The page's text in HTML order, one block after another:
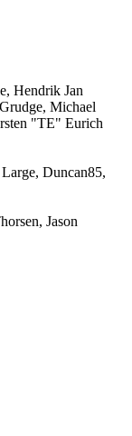
Hendrik Jan
Michael
"TE" Eurich
Duncan85,
Jason